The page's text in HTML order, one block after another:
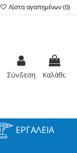
Λίστα αγαπημένων (0)
Σύνδεση Καλάθι:
ΕΡΓΑΛΕΙΑ